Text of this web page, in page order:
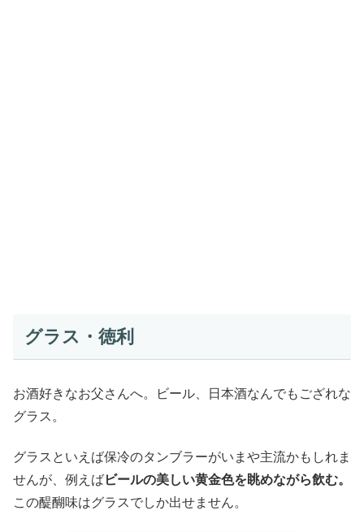
グラス・徳利
お酒好きなお父さんへ。ビール、日本酒なんでもござれな
グラス。
グラスといえば保冷のタンブラーがいまや主流かもしれま
せんが、例えばビールの美しい黄金色を眺めながら飲む。
この醍醐味はグラスでしか出せません。